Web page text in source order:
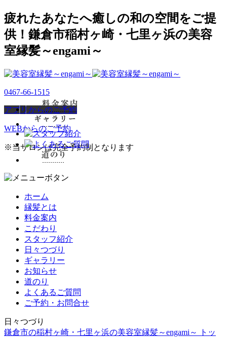
疲れたあなたへ癒しの和の空間をご提
供！鎌倉市稲村ヶ崎・七里ヶ浜の美容
室縁髪～engami～
0467-66-1515
アプリからのご予約
WEBからのご予約
※当サロンは完全予約制となります
ホーム
縁髪とは
料金案内
こだわり
スタッフ紹介
日々つづり
ギャラリー
お知らせ
道のり
よくあるご質問
ご予約・お問合せ
日々つづり
鎌倉市の稲村ヶ崎・七里ヶ浜の美容室縁髪～engami～ トッ